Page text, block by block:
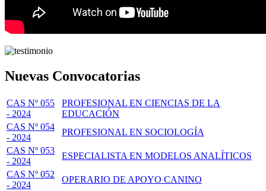
Nuevas Convocatorias
CAS Nº 055
- 2024
PROFESIONAL EN CIENCIAS DE LA
EDUCACIÓN
CAS Nº 054
- 2024
PROFESIONAL EN SOCIOLOGÍA
CAS Nº 053
- 2024
ESPECIALISTA EN MODELOS ANALÍTICOS
CAS Nº 052
- 2024
OPERARIO DE APOYO CANINO